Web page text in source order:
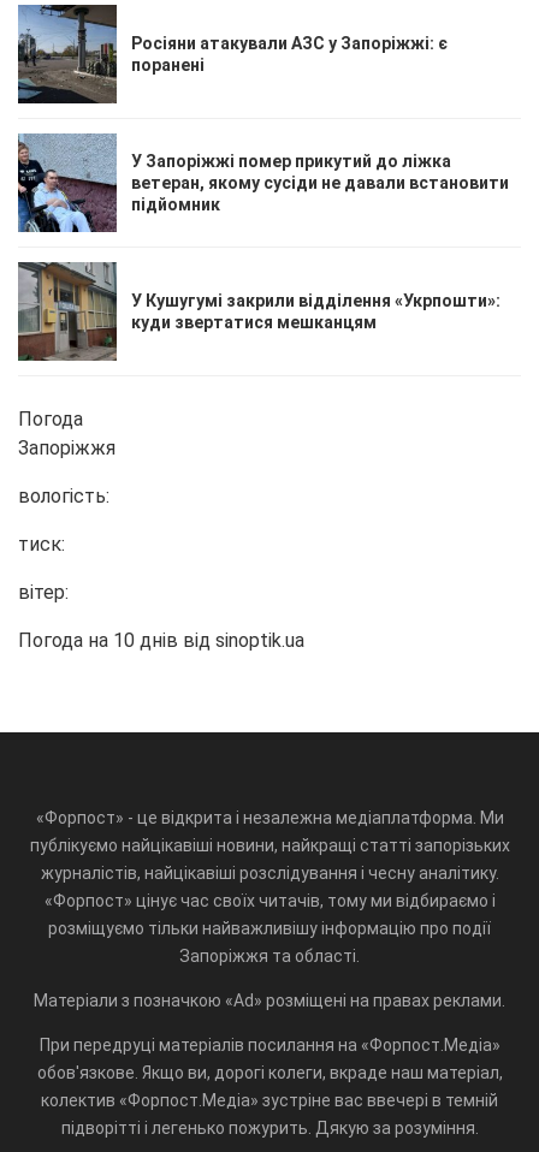
Росіяни атакували АЗС у Запоріжжі: є
поранені
У Запоріжжі помер прикутий до ліжка
ветеран, якому сусіди не давали встановити
підйомник
У Кушугумі закрили відділення «Укрпошти»:
куди звертатися мешканцям
Погода
Запоріжжя
вологість:
тиск:
вітер:
Погода на 10 днів від sinoptik.ua
«Форпост» - це відкрита і незалежна медіаплатформа. Ми
публікуємо найцікавіші новини, найкращі статті запорізьких
журналістів, найцікавіші розслідування і чесну аналітику.
«Форпост» цінує час своїх читачів, тому ми відбираємо і
розміщуємо тільки найважливішу інформацію про події
Запоріжжя та області.
Матеріали з позначкою «Ad» розміщені на правах реклами.
При передруці матеріалів посилання на «Форпост.Медіа»
обов'язкове. Якщо ви, дорогі колеги, вкраде наш матеріал,
колектив «Форпост.Медіа» зустріне вас ввечері в темній
підворітті і легенько пожурить. Дякую за розуміння.